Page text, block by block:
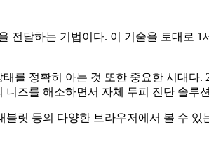
전달하는 기법이다. 이 기술을 토대로
를 정확히 아는 것 또한 중요한 시대
즈를 해소하면서 자체 두피 진단 솔루
릿 등의 다양한 브라우저에서 볼 수